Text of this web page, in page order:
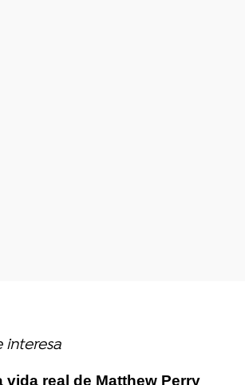
interesa
vida real de Matthew Perry